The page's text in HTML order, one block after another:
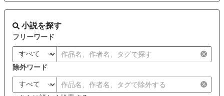
小説を探す
フリーワード
除外ワード